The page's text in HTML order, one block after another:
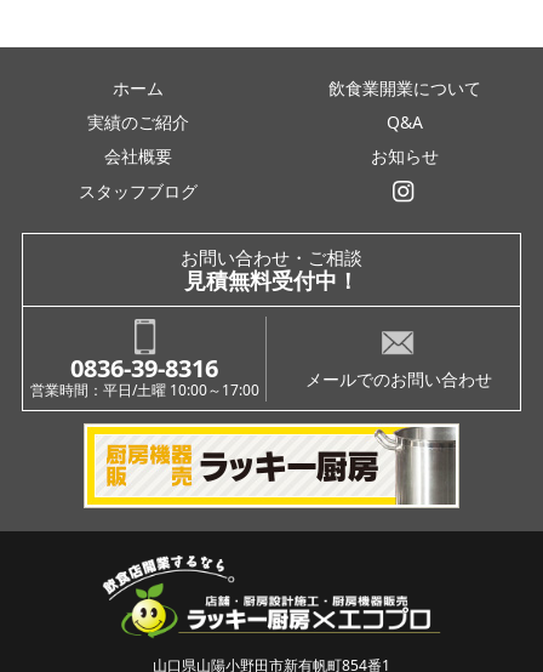
ホーム
飲食業開業について
実績のご紹介
Q&A
会社概要
お知らせ
スタッフブログ
お問い合わせ・ご相談
見積無料受付中！
0836-39-8316
営業時間：平日/土曜 10:00～17:00 メールでのお問い合わせ
山口県山陽小野田市新有帆町854番1